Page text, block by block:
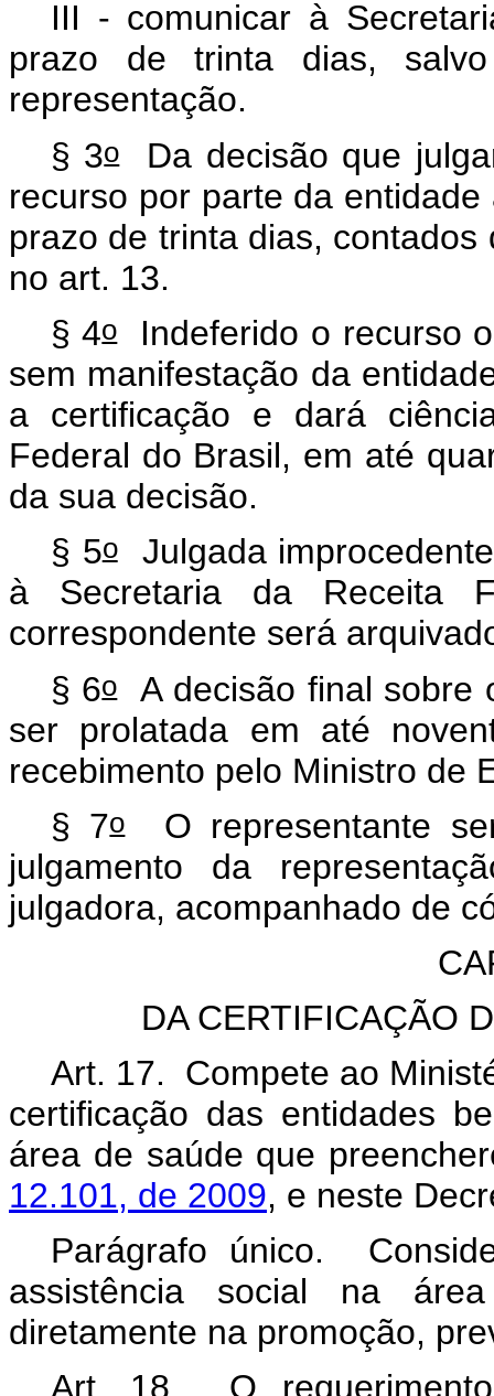
III - comunicar à
prazo de trinta dias,
representação.
§ 3oDa decisão que
recurso por parte da
prazo de trinta dias,
no art. 13.
§ 4oIndeferido o recurso
sem manifestação da
a certificação e dará
Federal do Brasil, em até
da sua decisão.
§ 5oJulgada
à Secretaria da Receita
correspondente será
§ 6oA decisão final sobre
ser prolatada em até
recebimento pelo Ministro de
§ 7oO representante
julgamento da
julgadora, acompanhado de
DA CERTIFICAÇÃO
Art. 17. Compete ao
certificação das entidades
área de saúde que
12.101, de 2009, e neste
Parágrafo único.
assistência social na
diretamente na promoção,
Art. 18. O